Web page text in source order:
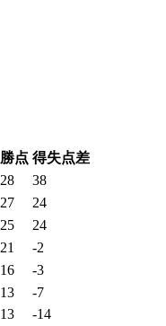
勝点 得失点差
28
38
27
24
25
24
21
-2
16
-3
13
-7
13
-14